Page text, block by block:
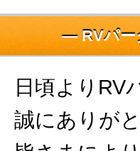
― RVパー
日頃よりRV
誠にありが